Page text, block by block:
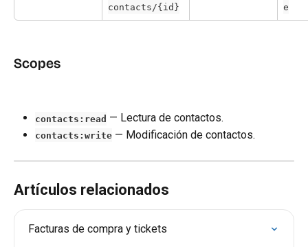
contacts/{id}
e
Scopes
contacts:read — Lectura de contactos.
contacts:write — Modificación de contactos.
Artículos relacionados
Facturas de compra y tickets